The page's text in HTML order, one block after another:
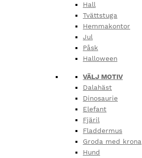
Hall
Tvättstuga
Hemmakontor
Jul
Påsk
Halloween
VÄLJ MOTIV
Dalahäst
Dinosaurie
Elefant
Fjäril
Fladdermus
Groda med krona
Hund